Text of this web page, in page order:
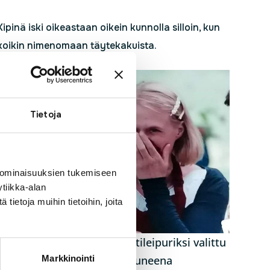
Tietoja
tukemiseen
alan
tietoja muihin tietoihin, joita
Markkinointi
iski oikeastaan oikein kunnolla silloin, kun
nimenomaan täytekakuista.
Päivän tähtileipuriksi valittu
Anne ilahtuneena
ihan
kaksi ja
kaikki
pitääkin.